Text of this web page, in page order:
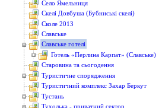
Село Ямельниця
Скелі Довбуша (Бубниські скелі)
Сколе 2013
Славське
Славське готелі
Готель «Перлина Карпат» (Славське)
Старовина та сьогодення
Туристичне спорядження
Туристичний комплекс Захар Беркут
Тустань
Тухолька - приватний сектор